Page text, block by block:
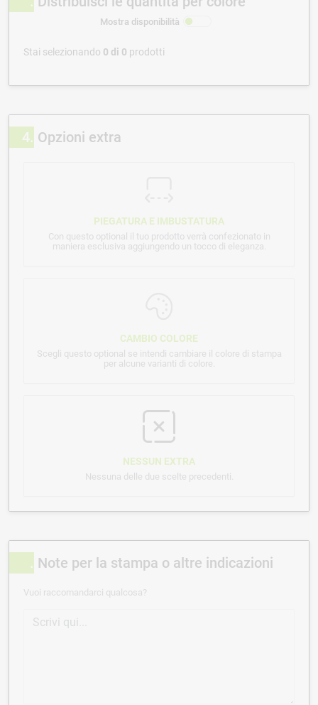
Mostra disponibilità
Stai selezionando 0 di 0 prodotti
4 Opzioni extra
PIEGATURA E IMBUSTATURA
Con questo optional il tuo prodotto verrà confezionato in
maniera esclusiva aggiungendo un tocco di eleganza.
CAMBIO COLORE
Scegli questo optional se intendi cambiare il colore di stampa
per alcune varianti di colore.
NESSUN EXTRA
Nessuna delle due scelte precedenti.
Note per la stampa o altre indicazioni
Vuoi raccomandarci qualcosa?